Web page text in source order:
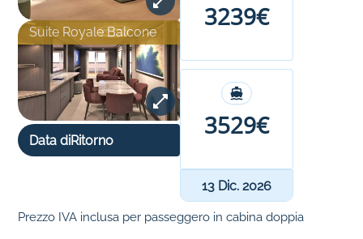
Suite Royale Balcone
Data diRitorno
3239€
3529€
13 Dic. 2026
Prezzo IVA inclusa per passeggero in cabina doppia